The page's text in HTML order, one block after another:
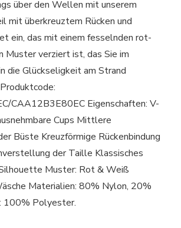
über den Wellen mit unserem
mit überkreuztem Rücken und
ein, das mit einem fesselnden rot-
verziert ist, das Sie im
die Glückseligkeit am Strand
CAA12B3E80EC Eigenschaften: V-
Cups Mittlere
Büste Kreuzförmige Rückenbindung
der Taille Klassisches
Muster: Rot & Weiß
Materialien: 80% Nylon, 20%
100% Polyester.